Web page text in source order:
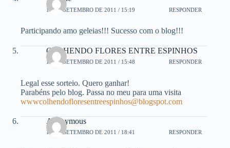
18 DE SETEMBRO DE 2011 / 15:19 RESPONDER
Participando amo geleias!!! Sucesso com o blog!!!
COLHENDO FLORES ENTRE ESPINHOS
18 DE SETEMBRO DE 2011 / 15:48 RESPONDER
Legal esse sorteio. Quero ganhar!
Parabéns pelo blog. Passa no meu para uma visita
wwwcolhendofloresentreespinhos@blogspot.com
Anonymous
18 DE SETEMBRO DE 2011 / 18:41 RESPONDER